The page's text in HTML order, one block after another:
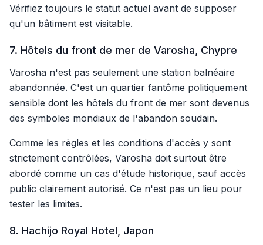
Vérifiez toujours le statut actuel avant de supposer
qu'un bâtiment est visitable.
7. Hôtels du front de mer de Varosha, Chypre
Varosha n'est pas seulement une station balnéaire
abandonnée. C'est un quartier fantôme politiquement
sensible dont les hôtels du front de mer sont devenus
des symboles mondiaux de l'abandon soudain.
Comme les règles et les conditions d'accès y sont
strictement contrôlées, Varosha doit surtout être
abordé comme un cas d'étude historique, sauf accès
public clairement autorisé. Ce n'est pas un lieu pour
tester les limites.
8. Hachijo Royal Hotel, Japon